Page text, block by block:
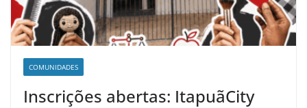
COMUNIDADES
Inscrições abertas: ItapuãCity